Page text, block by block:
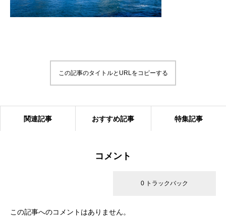
この記事のタイトルとURLをコピーする
関連記事 おすすめ記事 特集記事
コメント
0 トラックバック
この記事へのコメントはありません。